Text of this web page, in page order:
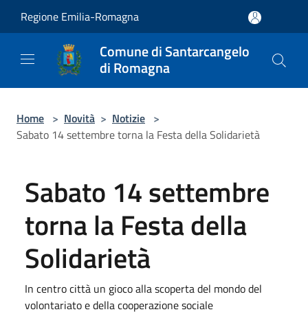
Regione Emilia-Romagna
Comune di Santarcangelo
di Romagna
Home > Novità > Notizie >
Sabato 14 settembre torna la Festa della Solidarietà
Sabato 14 settembre
torna la Festa della
Solidarietà
In centro città un gioco alla scoperta del mondo del
volontariato e della cooperazione sociale